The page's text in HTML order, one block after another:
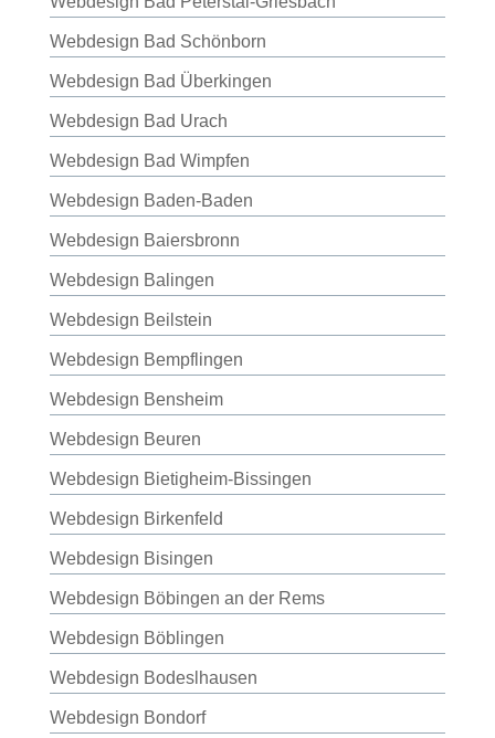
Webdesign Bad Schönborn
Webdesign Bad Überkingen
Webdesign Bad Urach
Webdesign Bad Wimpfen
Webdesign Baden-Baden
Webdesign Baiersbronn
Webdesign Balingen
Webdesign Beilstein
Webdesign Bempflingen
Webdesign Bensheim
Webdesign Beuren
Webdesign Bietigheim-Bissingen
Webdesign Birkenfeld
Webdesign Bisingen
Webdesign Böbingen an der Rems
Webdesign Böblingen
Webdesign Bodeslhausen
Webdesign Bondorf